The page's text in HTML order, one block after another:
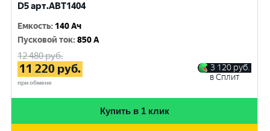
D5 арт.ABT1404
Емкость: 140 Ач
Пусковой ток:850 A
12 480руб.
11 220 руб.
при обмене
3 120 руб.
в Сплит
Купить в 1 клик